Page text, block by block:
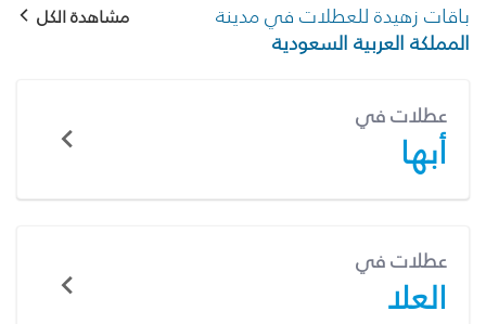
باقات زهيدة للعطلات في مدينة
المملكة العربية السعودية
مشاهدة الكل
عطلات في
أبها
عطلات في
العلا